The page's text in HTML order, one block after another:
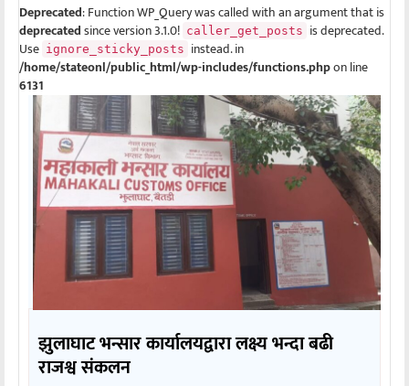
Deprecated: Function WP_Query was called with an argument that is
deprecatedsince version 3.1.0! caller_get_posts is deprecated.
Use ignore_sticky_posts instead. in
/home/stateonl/public_html/wp-includes/functions.phpon line
6131
झुलाघाट भन्सार कार्यालयद्वारा लक्ष्य भन्दा बढी
राजश्व संकलन